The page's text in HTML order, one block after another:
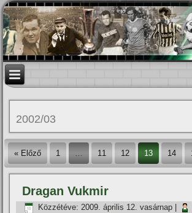
2002/03
« Előző 1 … 11 12 13 14
Dragan Vukmir
Közzétéve: 2009. április 12. vasárnap